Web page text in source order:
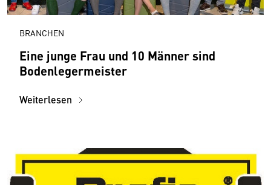
BRANCHEN
Eine junge Frau und 10 Männer sind
Bodenlegermeister
Weiterlesen